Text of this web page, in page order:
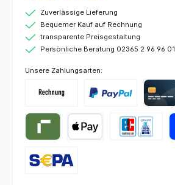
Zuverlässige Lieferung
Bequemer Kauf auf Rechnung
transparente Preisgestaltung
Persönliche Beratung 02365 2 96 96 01
Unsere Zahlungsarten: